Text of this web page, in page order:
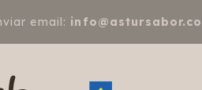
email: